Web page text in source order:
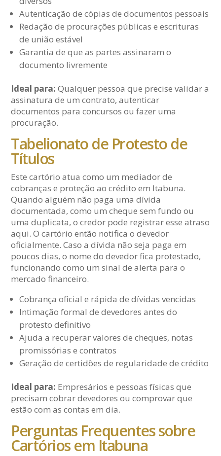
Autenticação de cópias de documentos pessoais
Redação de procurações públicas e escrituras
de união estável
Garantia de que as partes assinaram o
documento livremente
Ideal para: Qualquer pessoa que precise validar a
assinatura de um contrato, autenticar
documentos para concursos ou fazer uma
procuração.
Tabelionato de Protesto de
Títulos
Este cartório atua como um mediador de
cobranças e proteção ao crédito em Itabuna.
Quando alguém não paga uma dívida
documentada, como um cheque sem fundo ou
uma duplicata, o credor pode registrar esse atraso
aqui. O cartório então notifica o devedor
oficialmente. Caso a dívida não seja paga em
poucos dias, o nome do devedor fica protestado,
funcionando como um sinal de alerta para o
mercado financeiro.
Cobrança oficial e rápida de dívidas vencidas
Intimação formal de devedores antes do
protesto definitivo
Ajuda a recuperar valores de cheques, notas
promissórias e contratos
Geração de certidões de regularidade de crédito
Ideal para: Empresários e pessoas físicas que
precisam cobrar devedores ou comprovar que
estão com as contas em dia.
Perguntas Frequentes sobre
Cartórios em Itabuna